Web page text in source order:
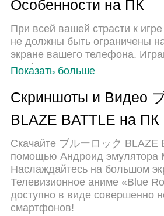
Особенности на ПК
При всей вашей страсти к
не должны быть ограничены
экране вашего телефона.
профессионал и получите
предлагает вам все то, что вы
Скачайте и играйте ххх на ПК.
угодно, никаких ограничений
новый MEmu 9 - лучший
на ПК. Благодаря изысканной
предустановки клавиш, ххх
настоящую игру для ПК.
экземпляров делает
или более учетными записями
Показать больше
Скриншоты и Видео
BLAZE BATTLE на ПК
Скачайте ブルーロック BLAZE
помощью Андроид эмулятора
Наслаждайтесь на большом
Телевизионное аниме «Blue
доступно в виде совершенно
смартфонов!